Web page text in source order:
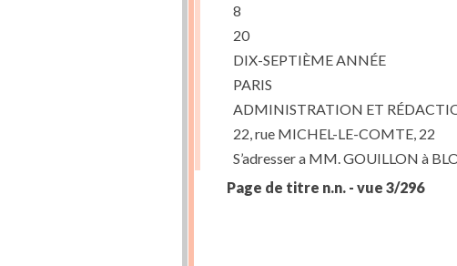
8
20
DIX-SEPTIÈME ANNÉE
PARIS
ADMINISTRATION ET
22, rue MICHEL-LE-COMTE, 22
S’adresser a MM. GOUILLON à
Page de titre n.n. - vue 3/296